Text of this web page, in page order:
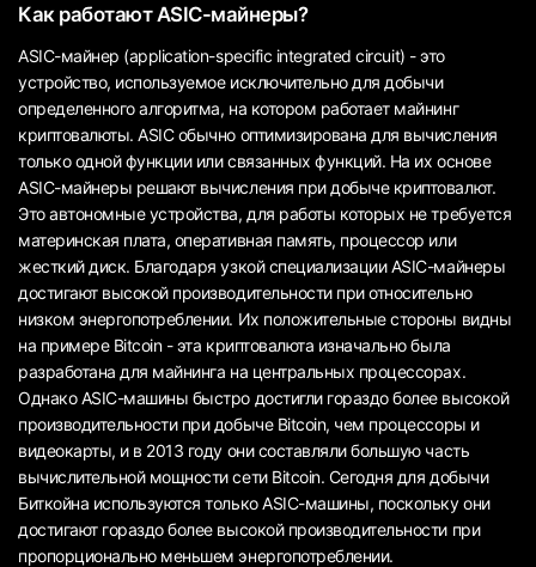
Как работают ASIC-майнеры?
ASIC-майнер (application-specific integrated circuit) - это
устройство, используемое исключительно для добычи
определенного алгоритма, на котором работает майнинг
криптовалюты. ASIC обычно оптимизирована для вычисления
только одной функции или связанных функций. На их основе
ASIC-майнеры решают вычисления при добыче криптовалют.
Это автономные устройства, для работы которых не требуется
материнская плата, оперативная память, процессор или
жесткий диск. Благодаря узкой специализации ASIC-майнеры
достигают высокой производительности при относительно
низком энергопотреблении. Их положительные стороны видны
на примере Bitcoin - эта криптовалюта изначально была
разработана для майнинга на центральных процессорах.
Однако ASIC-машины быстро достигли гораздо более высокой
производительности при добыче Bitcoin, чем процессоры и
видеокарты, и в 2013 году они составляли большую часть
вычислительной мощности сети Bitcoin. Сегодня для добычи
Биткойна используются только ASIC-машины, поскольку они
достигают гораздо более высокой производительности при
пропорционально меньшем энергопотреблении.